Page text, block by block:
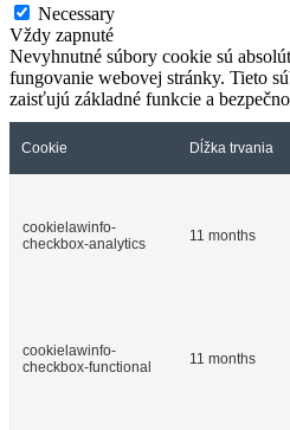
Necessary
Vždy zapnuté
Nevyhnutné súbory cookie sú
fungovanie webovej stránky. Tieto
zaisťujú základné funkcie a
Cookie Dĺžka trvania
cookielawinfo-
checkbox-analytics
11 months
cookielawinfo-
checkbox-functional
11 months